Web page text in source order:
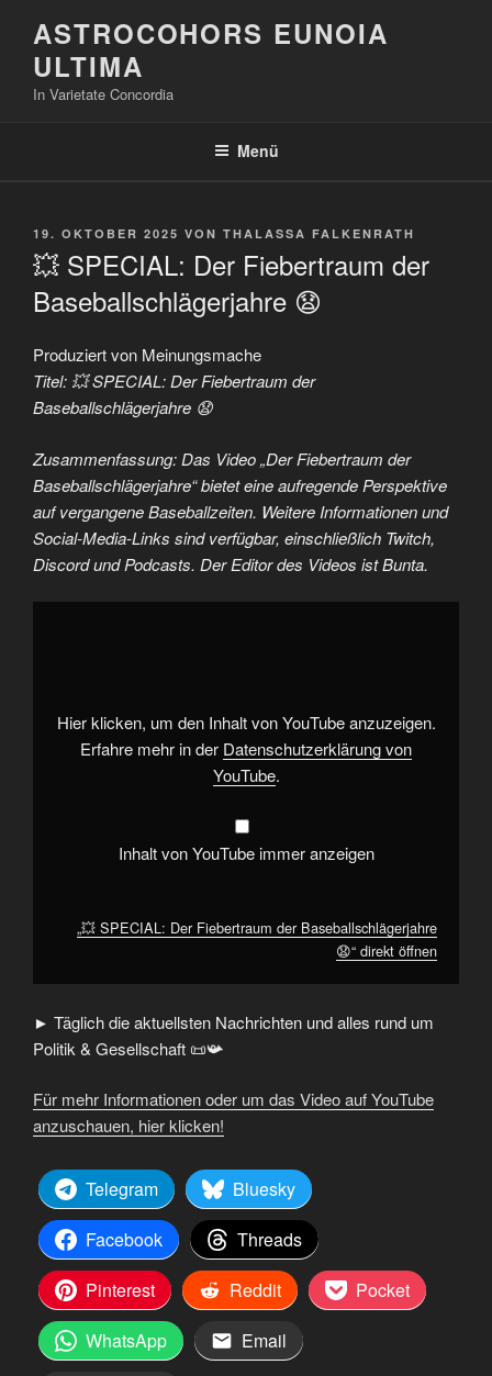
Inhalt
springen
ASTROCOHORS EUNOIA
ULTIMA
In Varietate Concordia
Menü
VERÖFFENTLICHT
AM
19. OKTOBER 2025 VON THALASSA FALKENRATH
💥 SPECIAL: Der Fiebertraum der
Baseballschlägerjahre 😧
Produziert von Meinungsmache
Titel: 💥 SPECIAL: Der Fiebertraum der
Baseballschlägerjahre 😧
Zusammenfassung: Das Video „Der Fiebertraum der
Baseballschlägerjahre“ bietet eine aufregende Perspektive
auf vergangene Baseballzeiten. Weitere Informationen und
Social-Media-Links sind verfügbar, einschließlich Twitch,
Discord und Podcasts. Der Editor des Videos ist Bunta.
„💥
von
YouTube
anzeigen
Hier klicken, um den Inhalt von YouTube anzuzeigen.
Erfahre mehr in der Datenschutzerklärung von
YouTube.
Inhalt von YouTube immer anzeigen
„💥 SPECIAL: Der Fiebertraum der Baseballschlägerjahre
😧“ direkt öffnen
► Täglich die aktuellsten Nachrichten und alles rund um
Politik & Gesellschaft 📜📯
Für mehr Informationen oder um das Video auf YouTube
anzuschauen, hier klicken!
Telegram
Bluesky
Facebook
Threads
Pinterest
Reddit
Pocket
WhatsApp
Email